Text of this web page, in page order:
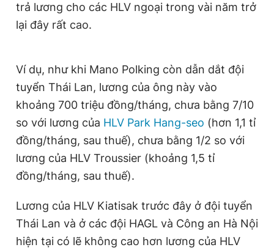
trả lương cho các HLV ngoại trong vài năm trở
lại đây rất cao.
Ví dụ, như khi Mano Polking còn dẫn dắt đội
tuyển Thái Lan, lương của ông này vào
khoảng 700 triệu đồng/tháng, chưa bằng 7/10
so với lương của HLV Park Hang-seo (hơn 1,1 tỉ
đồng/tháng, sau thuế), chưa bằng 1/2 so với
lương của HLV Troussier (khoảng 1,5 tỉ
đồng/tháng, sau thuế).
Lương của HLV Kiatisak trước đây ở đội tuyển
Thái Lan và ở các đội HAGL và Công an Hà Nội
hiện tại có lẽ không cao hơn lương của HLV